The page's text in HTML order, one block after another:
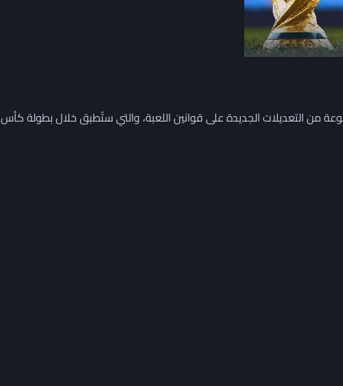
من التعديلات الجديدة على قوانين اللعبة، والتي ستُطبق خلال بطولة كأس